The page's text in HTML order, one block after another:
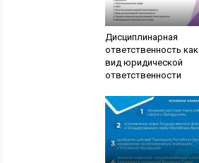
Дисциплинарная
ответственность как
вид юридической
ответственности